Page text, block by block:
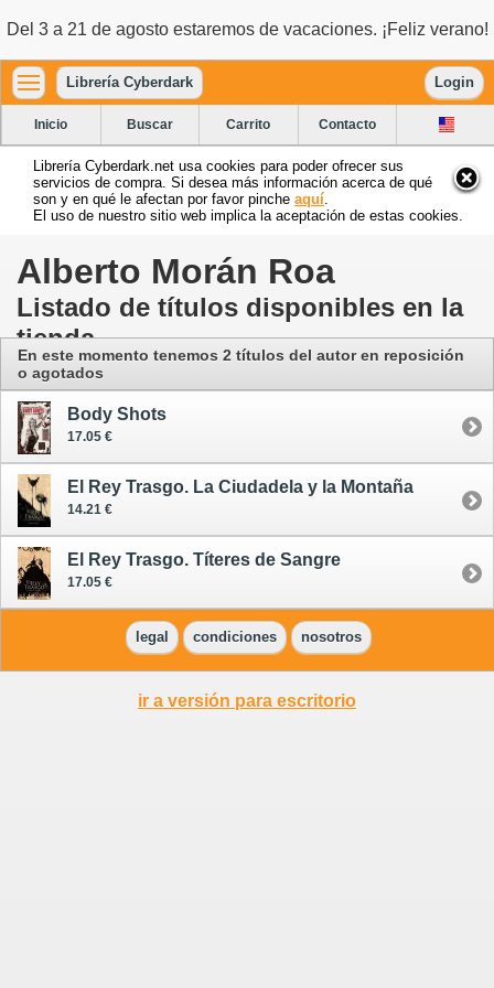
Del 3 a 21 de agosto estaremos de vacaciones. ¡Feliz verano!
Librería Cyberdark Login
Inicio Buscar Carrito Contacto
Librería Cyberdark.net usa cookies para poder ofrecer sus
servicios de compra. Si desea más información acerca de qué
son y en qué le afectan por favor pinche aquí
El uso de nuestro sitio web implica la aceptación de estas cookies.
Alberto Morán Roa
Listado de títulos disponibles en la
tienda
En este momento tenemos 2 títulos del autor en reposición
o agotados
Body Shots
17.05 €
El Rey Trasgo. La Ciudadela y la Montaña
14.21 €
El Rey Trasgo. Títeres de Sangre
17.05 €
legal condiciones nosotros
ir a versión para escritorio